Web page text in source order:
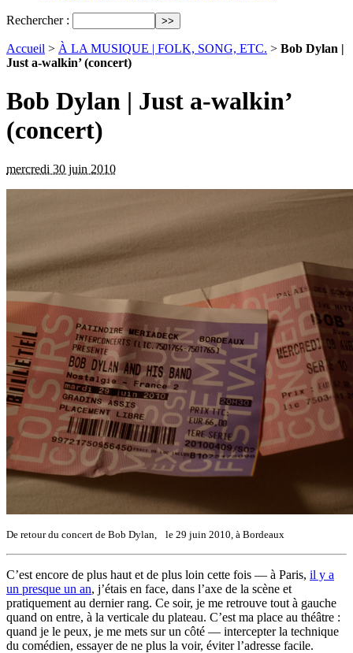
Rechercher :
Accueil > À LA MUSIQUE | FOLK, SONG, ETC. > Bob Dylan |
Just a-walkin’ (concert)
Bob Dylan | Just a-walkin’
(concert)
mercredi 30 juin 2010
De retour du concert de Bob Dylan, le 29 juin 2010, à Bordeaux
C’est encore de plus haut et de plus loin cette fois — à Paris, il y a
un presque un an, j’étais en face, dans l’axe de la scène et
pratiquement au dernier rang. Ce soir, je me retrouve tout à gauche
quand on entre, à la verticale du plateau. C’est ma place au théâtre :
quand je le peux, je me mets sur un côté — intercepter la technique
du comédien, essayer de ne plus la voir, éviter l’adresse facile.